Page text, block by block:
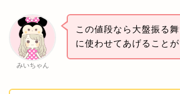
みいちゃん
この値段なら大盤振る
に使わせてあげること